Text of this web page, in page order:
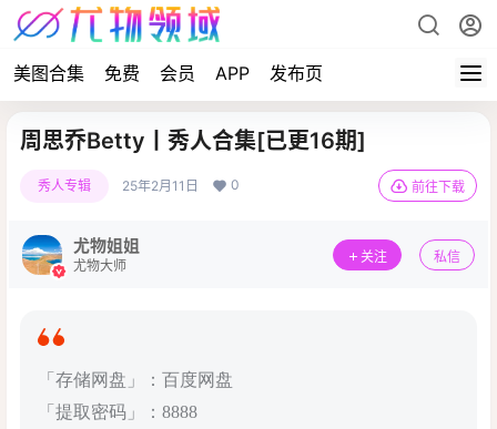
美图合集 免费 会员 APP 发布页
周思乔Betty丨秀人合集[已更16期]
秀人专辑 25年2月11日 0 前往下载
尤物姐姐
尤物大师
关注 私信
「存储网盘」：百度网盘
「提取密码」：8888